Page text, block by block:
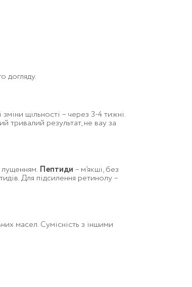
догляду.
щільності – через 3-4 тижні.
тривалий результат, не вау за
Пептиди – м’якші, без
Для підсилення ретинолу –
масел. Сумісність з іншими